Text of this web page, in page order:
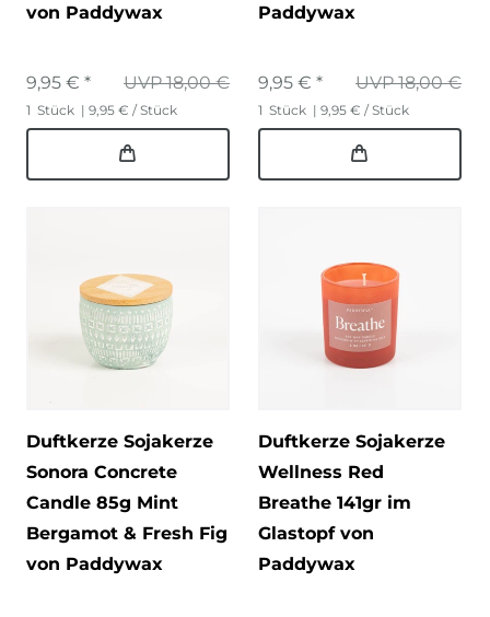
von Paddywax
UVP 18,00 €
9,95 € *
1 Stück | 9,95 € / Stück
Paddywax
UVP 18,00 €
9,95 € *
1 Stück | 9,95 € / Stück
Duftkerze Sojakerze
Sonora Concrete
Candle 85g Mint
Bergamot & Fresh Fig
von Paddywax
Duftkerze Sojakerze
Wellness Red
Breathe 141gr im
Glastopf von
Paddywax